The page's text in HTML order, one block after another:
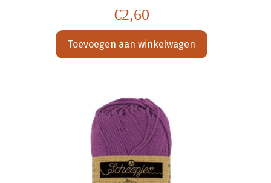
€2,60
Toevoegen aan winkelwagen